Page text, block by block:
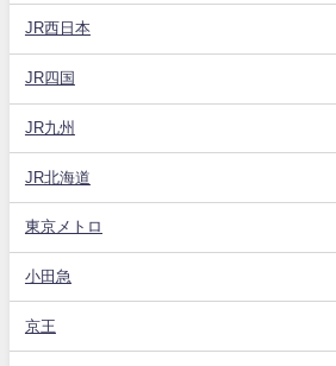
JR西日本
JR四国
JR九州
JR北海道
東京メトロ
小田急
京王